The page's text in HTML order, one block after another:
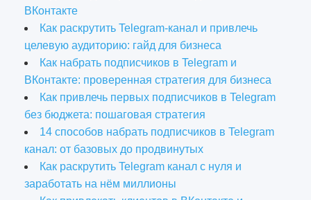
ВКонтакте
Как раскрутить Telegram-канал и привлечь
целевую аудиторию: гайд для бизнеса
Как набрать подписчиков в Telegram и
ВКонтакте: проверенная стратегия для бизнеса
Как привлечь первых подписчиков в Telegram
без бюджета: пошаговая стратегия
14 способов набрать подписчиков в Telegram
канал: от базовых до продвинутых
Как раскрутить Telegram канал с нуля и
заработать на нём миллионы